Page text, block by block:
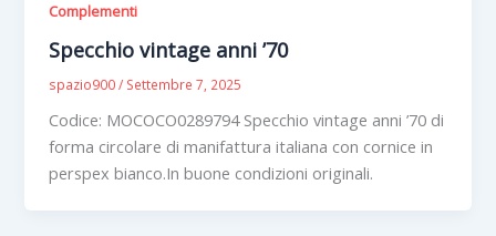
Complementi
Specchio vintage anni ’70
spazio900/ Settembre 7, 2025
Codice: MOCOCO0289794 Specchio vintage anni ’70 di
forma circolare di manifattura italiana con cornice in
perspex bianco.In buone condizioni originali.